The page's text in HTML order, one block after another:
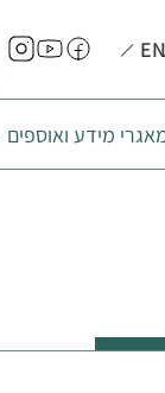
EN
מידע ואוספים